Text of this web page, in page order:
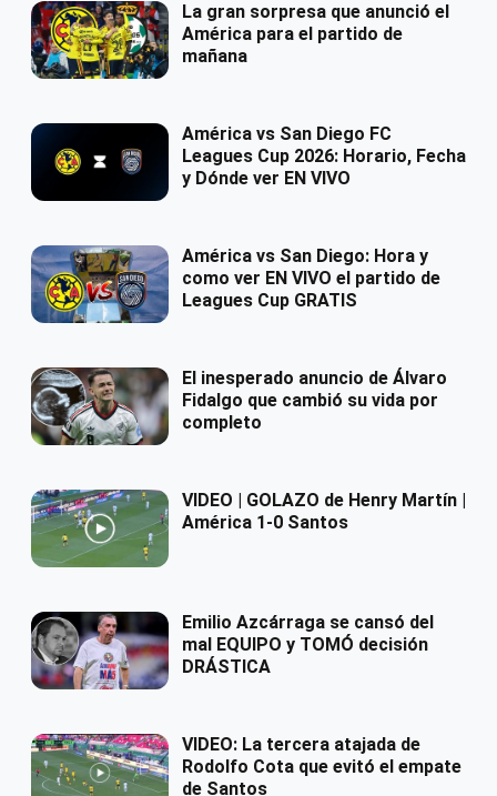
La gran sorpresa que anunció el
América para el partido de
mañana
América vs San Diego FC
Leagues Cup 2026: Horario, Fecha
y Dónde ver EN VIVO
América vs San Diego: Hora y
como ver EN VIVO el partido de
Leagues Cup GRATIS
El inesperado anuncio de Álvaro
Fidalgo que cambió su vida por
completo
VIDEO | GOLAZO de Henry Martín |
América 1-0 Santos
Emilio Azcárraga se cansó del
mal EQUIPO y TOMÓ decisión
DRÁSTICA
VIDEO: La tercera atajada de
Rodolfo Cota que evitó el empate
de Santos